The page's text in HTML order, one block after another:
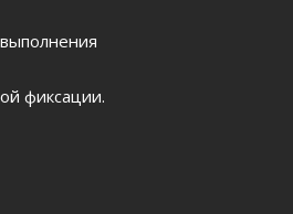
фиксации.